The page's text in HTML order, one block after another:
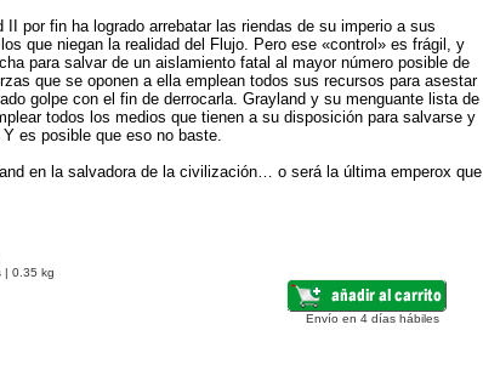
II por fin ha logrado arrebatar las riendas de su imperio a sus
que niegan la realidad del Flujo. Pero ese «control» es frágil, y
para salvar de un aislamiento fatal al mayor número posible de
que se oponen a ella emplean todos sus recursos para asestar
golpe con el fin de derrocarla. Grayland y su menguante lista de
todos los medios que tienen a su disposición para salvarse y
es posible que eso no baste.
en la salvadora de la civilización… o será la última emperox que
| 0.35 kg
Envío en 4 días hábiles